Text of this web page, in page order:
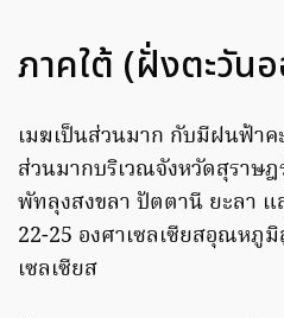
ภาคใต้ (ฝั่งตะวัน
เมฆเป็นส่วนมาก กับมีฝนฟ้า
ส่วนมากบริเวณจังหวัดสุราษ
พัทลุงสงขลา ปัตตานี ยะลา
22-25 องศาเซลเซียสอุณหภู
เซลเซียส